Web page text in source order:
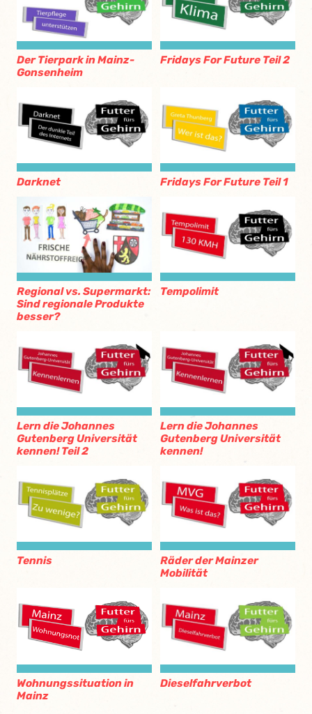
Der Tierpark in Mainz-
Gonsenheim
Fridays For Future Teil 2
Darknet Fridays For Future Teil 1
Regional vs. Supermarkt:
Sind regionale Produkte
besser?
Tempolimit
Lern die Johannes
Gutenberg Universität
kennen! Teil 2
Lern die Johannes
Gutenberg Universität
kennen!
Tennis
Räder der Mainzer
Mobilität
Wohnungssituation in
Mainz
Dieselfahrverbot